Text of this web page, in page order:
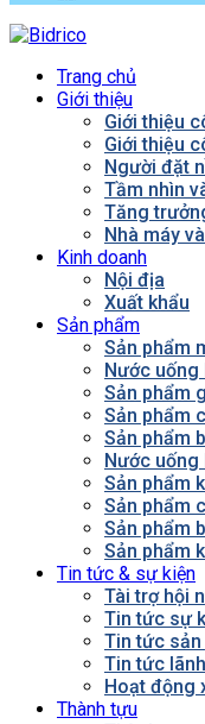
Trang chủ
Giới thiệu
Giới thiệu
Giới thiệu
Người đặt
Tầm nhìn
Tăng
Nhà máy
Kinh doanh
Nội địa
Xuất khẩu
Sản phẩm
Sản phẩm
Nước uống
Sản phẩm
Sản phẩm
Sản phẩm
Nước uống
Sản phẩm
Sản phẩm
Sản phẩm
Sản phẩm
Tin tức & sự kiện
Tài trợ hội
Tin tức sự
Tin tức sản
Tin tức
Hoạt động
Thành tựu